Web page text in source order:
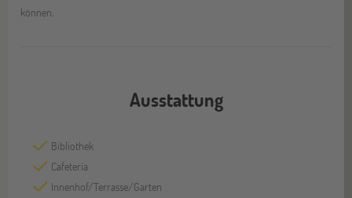
können.
Ausstattung
Bibliothek
Cafeteria
Innenhof/Terrasse/Garten